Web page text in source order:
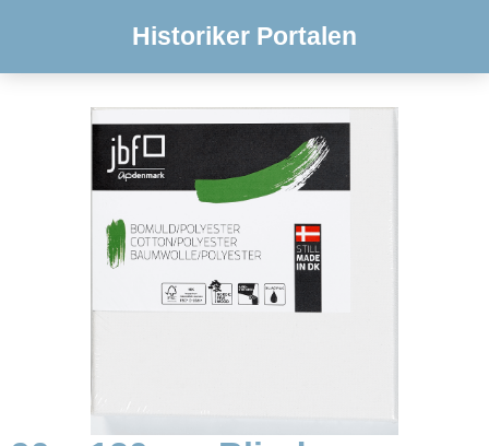
Historiker Portalen